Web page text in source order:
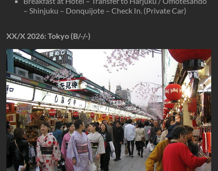
– Shinjuku – Donquijote – Check In. (Private Car)
XX/X 2026: Tokyo (B/-/-)